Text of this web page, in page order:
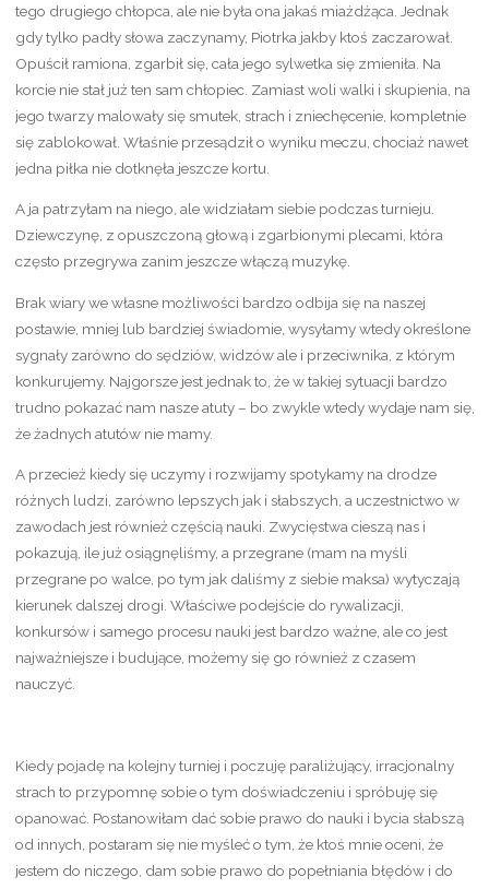
tego drugiego chłopca, ale nie była ona jakaś miażdżąca. Jednak
gdy tylko padły słowa zaczynamy, Piotrka jakby ktoś zaczarował.
Opuścił ramiona, zgarbił się, cała jego sylwetka się zmieniła. Na
korcie nie stał już ten sam chłopiec. Zamiast woli walki i skupienia, na
jego twarzy malowały się smutek, strach i zniechęcenie, kompletnie
się zablokował. Właśnie przesądził o wyniku meczu, chociaż nawet
jedna piłka nie dotknęła jeszcze kortu.
A ja patrzyłam na niego, ale widziałam siebie podczas turnieju.
Dziewczynę, z opuszczoną głową i zgarbionymi plecami, która
często przegrywa zanim jeszcze włączą muzykę.
Brak wiary we własne możliwości bardzo odbija się na naszej
postawie, mniej lub bardziej świadomie, wysyłamy wtedy określone
sygnały zarówno do sędziów, widzów ale i przeciwnika, z którym
konkurujemy. Najgorsze jest jednak to, że w takiej sytuacji bardzo
trudno pokazać nam nasze atuty – bo zwykle wtedy wydaje nam się,
że żadnych atutów nie mamy.
A przecież kiedy się uczymy i rozwijamy spotykamy na drodze
różnych ludzi, zarówno lepszych jak i słabszych, a uczestnictwo w
zawodach jest również częścią nauki. Zwycięstwa cieszą nas i
pokazują, ile już osiągnęliśmy, a przegrane (mam na myśli
przegrane po walce, po tym jak daliśmy z siebie maksa) wytyczają
kierunek dalszej drogi. Właściwe podejście do rywalizacji,
konkursów i samego procesu nauki jest bardzo ważne, ale co jest
najważniejsze i budujące, możemy się go również z czasem
nauczyć.
Kiedy pojadę na kolejny turniej i poczuję paraliżujący, irracjonalny
strach to przypomnę sobie o tym doświadczeniu i spróbuję się
opanować. Postanowiłam dać sobie prawo do nauki i bycia słabszą
od innych, postaram się nie myśleć o tym, że ktoś mnie oceni, że
jestem do niczego, dam sobie prawo do popełniania błędów i do